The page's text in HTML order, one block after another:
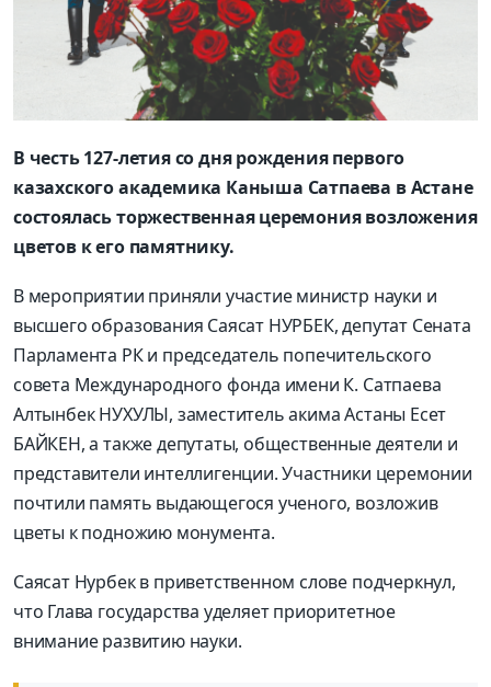
В честь 127-летия со дня рождения первого
казахского академика Каныша Сатпаева в Астане
состоялась торжественная церемония возложения
цветов к его памятнику.
В мероприятии приняли участие министр науки и
высшего образования Саясат НУРБЕК, депутат Сената
Парламента РК и председатель попечительского
совета Международного фонда имени К. Сатпаева
Алтынбек НУХУЛЫ, заместитель акима Астаны Есет
БАЙКЕН, а также депутаты, общественные деятели и
представители интеллигенции. Участники церемонии
почтили память выдающегося ученого, возложив
цветы к подножию монумента.
Саясат Нурбек в приветственном слове подчеркнул,
что Глава государства уделяет приоритетное
внимание развитию науки.